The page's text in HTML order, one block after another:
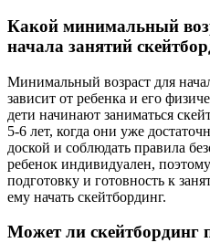
Какой минимальный
начала занятий
Минимальный возраст для
зависит от ребенка и его
дети начинают заниматься
5-6 лет, когда они уже
доской и соблюдать правила
ребенок индивидуален,
подготовку и готовность к
ему начать скейтбординг.
Может ли скейтбординг